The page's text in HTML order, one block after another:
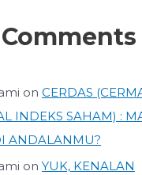
on CERDAS
INDEKS SAHAM) :
ANDALANMU?
on YUK, KENALAN